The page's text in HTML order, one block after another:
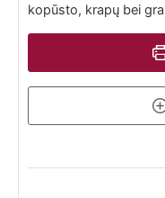
kopūsto, krapų bei